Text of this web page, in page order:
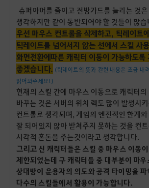
슈퍼아머를 줄이고 전방가드를 늘리는 것
생각하지만 같이 동반되어야 할 것들이 많습
우선 마우스 컨트롤을 삭제하고, 틱레이트
틱레이트를 넘어서지 않는 선에서 스킬 사
화면전환에따른 캐릭터 이동이 가능하도록
좋겠습니다. (틱레이트의 뜻과 관련 내용은 조금 내
읽어봐주세요!)
현재의 스킬 간에 마우스 이동으로 캐릭터
바꾸는 것은 서버의 위치 렉도 많이 발생시
컨트롤로 생각되며, 게임의 엔진적인 한계
잘 되어있지 않아 받쳐주지 못하는 것을 컨
시각적 혼돈을 주는것이라고 생각합니다.
그리고신 캐릭터들은 스킬 중 마우스 이동
제한되었는데 구 캐릭터들 중 대부분이 마
상대방이 운용자의 의도와 공격 타이밍을
다수의 스킬들에서 활용이 가능합니다.